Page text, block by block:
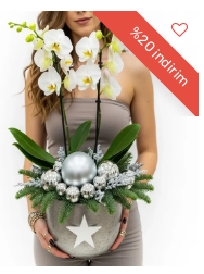
%20
indirim